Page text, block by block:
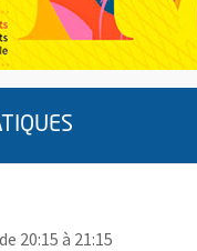
20:15 à 21:15